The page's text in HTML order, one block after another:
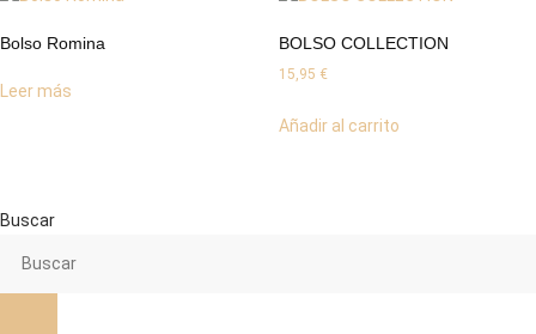
Bolso Romina
Leer más
BOLSO COLLECTION
15,95 €
Añadir al carrito
Buscar